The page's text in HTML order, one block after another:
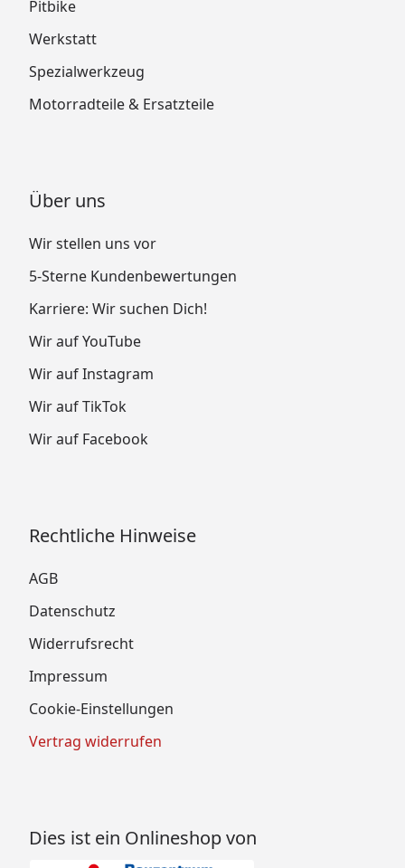
Pitbike
Werkstatt
Spezialwerkzeug
Motorradteile & Ersatzteile
Über uns
Wir stellen uns vor
5-Sterne Kundenbewertungen
Karriere: Wir suchen Dich!
Wir auf YouTube
Wir auf Instagram
Wir auf TikTok
Wir auf Facebook
Rechtliche Hinweise
AGB
Datenschutz
Widerrufsrecht
Impressum
Cookie-Einstellungen
Vertrag widerrufen
Dies ist ein Onlineshop von